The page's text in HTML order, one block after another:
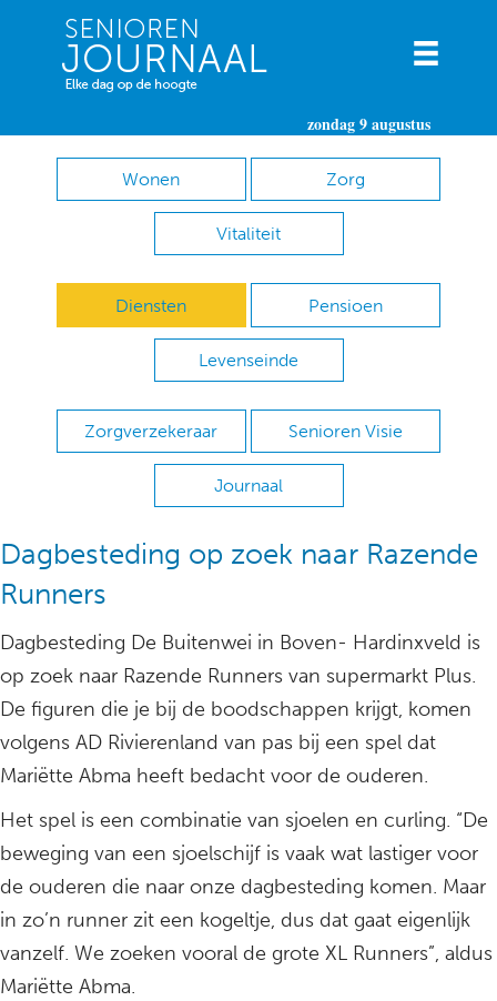
zondag 9 augustus
Wonen Zorg
Vitaliteit
Diensten Pensioen
Levenseinde
Zorgverzekeraar Senioren Visie
Journaal
Dagbesteding op zoek naar Razende
Runners
Dagbesteding De Buitenwei in Boven- Hardinxveld is
op zoek naar Razende Runners van supermarkt Plus.
De figuren die je bij de boodschappen krijgt, komen
volgens AD Rivierenland van pas bij een spel dat
Mariëtte Abma heeft bedacht voor de ouderen.
Het spel is een combinatie van sjoelen en curling. “De
beweging van een sjoelschijf is vaak wat lastiger voor
de ouderen die naar onze dagbesteding komen. Maar
in zo’n runner zit een kogeltje, dus dat gaat eigenlijk
vanzelf. We zoeken vooral de grote XL Runners”, aldus
Mariëtte Abma.